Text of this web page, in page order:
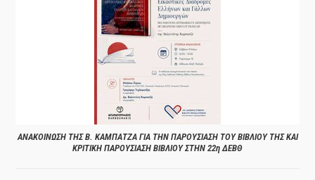
ΑΝΑΚΟΙΝΩΣΗ ΤΗΣ Β. ΚΑΜΠΑΤΖΑ ΓΙΑ ΤΗΝ ΠΑΡΟΥΣΙΑΣΗ ΤΟΥ ΒΙΒΛΙΟΥ ΤΗΣ ΚΑΙ
ΚΡΙΤΙΚΗ ΠΑΡΟΥΣΙΑΣΗ ΒΙΒΛΙΟΥ ΣΤΗΝ 22η ΔΕΒΘ